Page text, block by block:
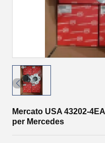
Mercato USA 43202-
per Mercedes